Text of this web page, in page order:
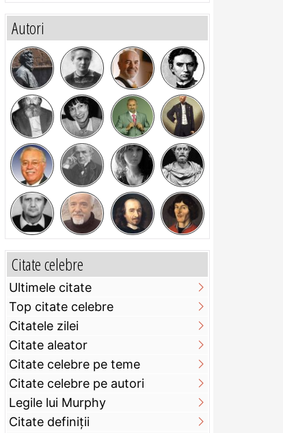
Autori
Citate celebre
Ultimele citate
Top citate celebre
Citatele zilei
Citate aleator
Citate celebre pe teme
Citate celebre pe autori
Legile lui Murphy
Citate definiţii